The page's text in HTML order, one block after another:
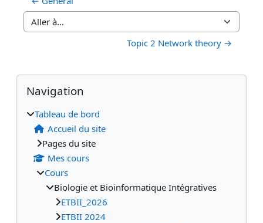
Aller à…
Topic 2 Network theory →
Blocs
Blocs supplémentaires
Passer Navigation
Navigation
Tableau de bord
Accueil du site
Pages du site
Mes cours
Cours
Biologie et Bioinformatique Intégratives
ETBII_2026
ETBII 2024